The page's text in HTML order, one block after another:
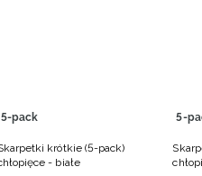
5-pack
krótkie (5-pack)
- białe
5-